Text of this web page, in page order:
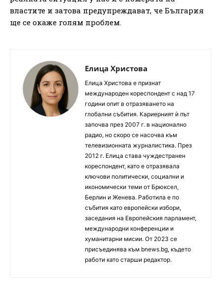
властите и затова предупреждават, че България
ще се окаже голям проблем.
Елица Христова
Елица Христова е признат
международен кореспондент с над 17
години опит в отразяването на
глобални събития. Кариерният ѝ път
започва през 2007 г. в национално
радио, но скоро се насочва към
телевизионната журналистика. През
2012 г. Елица става чуждестранен
кореспондент, като е отразявала
ключови политически, социални и
икономически теми от Брюксел,
Берлин и Женева. Работила е по
събития като европейски избори,
заседания на Европейския парламент,
международни конференции и
хуманитарни мисии. От 2023 се
присъединява към bnews.bg, където
работи като старши редактор.